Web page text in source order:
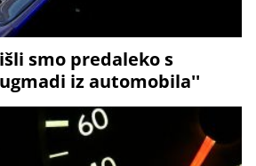
smo predaleko s
iz automobila''